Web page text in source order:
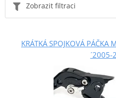
Zobrazit filtraci
KRÁTKÁ SPOJKOVÁ
´2005-